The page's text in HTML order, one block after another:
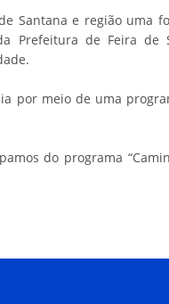
Santana e região uma
Prefeitura de Feira
por meio de uma
do programa